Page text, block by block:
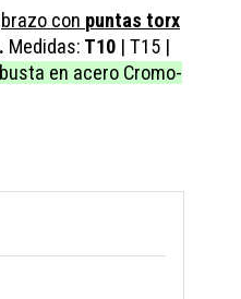
brazo con puntas torx
. Medidas: T10 | T15 |
en acero Cromo-